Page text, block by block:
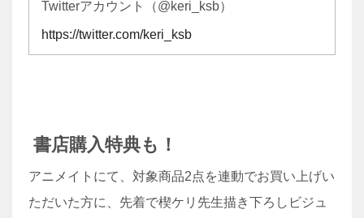
Twitterアカウント（@keri_ksb）
https://twitter.com/keri_ksb
書店購入特典も！
アニメイトにて、対象商品2点を連動でお買い上げい
ただいた方に、先着で楔ケリ先生描き下ろしビジュ